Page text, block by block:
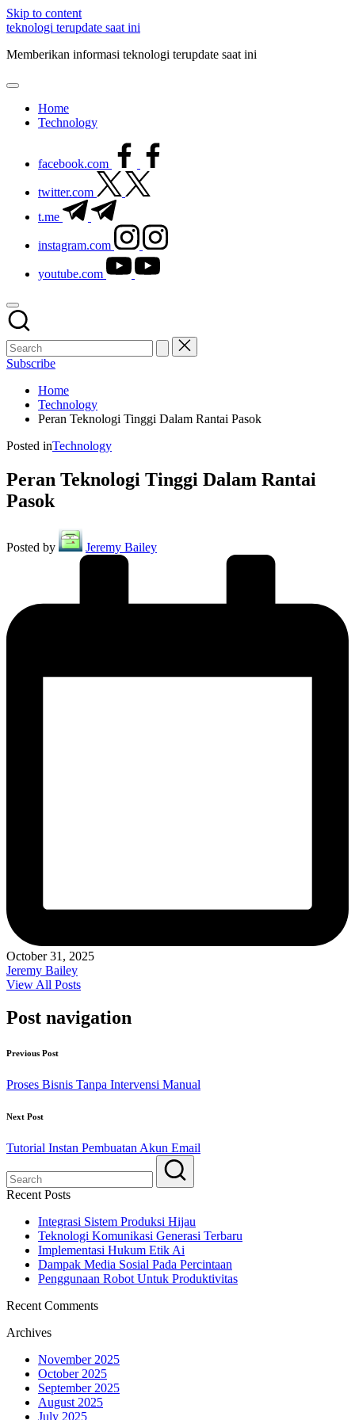
Skip to content
teknologi terupdate saat ini
Memberikan informasi teknologi terupdate saat ini
Home
Technology
facebook.com
twitter.com
t.me
instagram.com
youtube.com
Subscribe
Home
Technology
Peran Teknologi Tinggi Dalam Rantai Pasok
Posted inTechnology
Peran Teknologi Tinggi Dalam Rantai
Pasok
Posted by Jeremy Bailey
October 31, 2025
Jeremy Bailey
View All Posts
Post navigation
Previous Post
Proses Bisnis Tanpa Intervensi Manual
Next Post
Tutorial Instan Pembuatan Akun Email
Recent Posts
Integrasi Sistem Produksi Hijau
Teknologi Komunikasi Generasi Terbaru
Implementasi Hukum Etik Ai
Dampak Media Sosial Pada Percintaan
Penggunaan Robot Untuk Produktivitas
Recent Comments
Archives
November 2025
October 2025
September 2025
August 2025
July 2025